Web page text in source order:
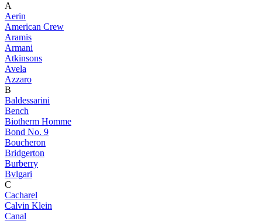
A
Aerin
American Crew
Aramis
Armani
Atkinsons
Avela
Azzaro
B
Baldessarini
Bench
Biotherm Homme
Bond No. 9
Boucheron
Bridgerton
Burberry
Bvlgari
C
Cacharel
Calvin Klein
Canal